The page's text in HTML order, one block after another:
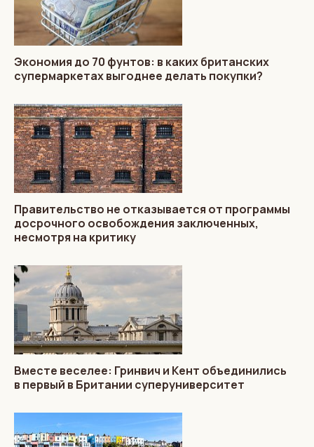
Экономия до 70 фунтов: в каких британских
супермаркетах выгоднее делать покупки?
Правительство не отказывается от программы
досрочного освобождения заключенных,
несмотря на критику
Вместе веселее: Гринвич и Кент объединились
в первый в Британии суперуниверситет